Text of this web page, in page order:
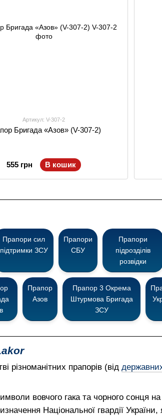
Прапори сил
підтримки ЗСУ
Прапори
СБУ
Прапори
підрозділів
розвідки
Прапор
Азов
Прапор 3 Окрема
Штурмова Бригада
ЗСУ
різноманітних прапорів (від
вовчого гака та чорного сонця
Національної гвардії
Артикул: V-307-2
Бригада «Азов» (V-307-2)
555 грн В кошик